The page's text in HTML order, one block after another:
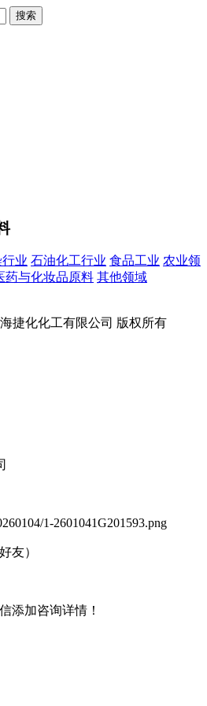
业 石油化工行业 食品工业 农业领
药与化妆品原料 其他领域
捷化化工有限公司 版权所有
1-2601041G201593.png
友）
添加咨询详情！